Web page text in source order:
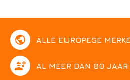
public ALLE EUROPESE
engineering AL MEER DAN 80 JAAR